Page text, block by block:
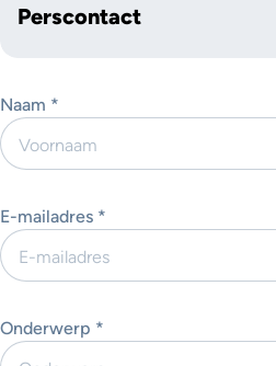
Perscontact
Naam *
E-mailadres *
Onderwerp *